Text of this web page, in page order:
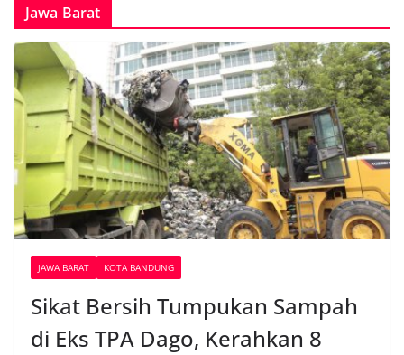
Jawa Barat
JAWA BARAT KOTA BANDUNG
Sikat Bersih Tumpukan Sampah
di Eks TPA Dago, Kerahkan 8